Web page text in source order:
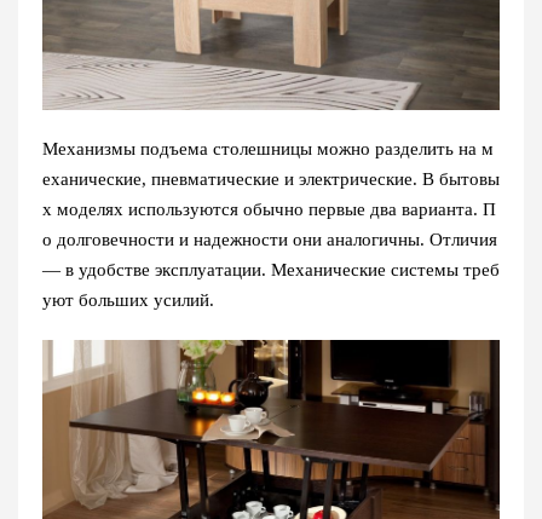
Механизмы подъема столешницы можно разделить на м
еханические, пневматические и электрические. В бытовы
х моделях используются обычно первые два варианта. П
о долговечности и надежности они аналогичны. Отличия
— в удобстве эксплуатации. Механические системы треб
уют больших усилий.